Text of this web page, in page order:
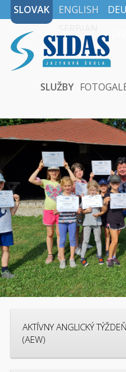
SLOVAK ENGLISH
SLUŽBY
AKTÍVNY ANGLICKÝ TÝŽDEŇ
(AEW)